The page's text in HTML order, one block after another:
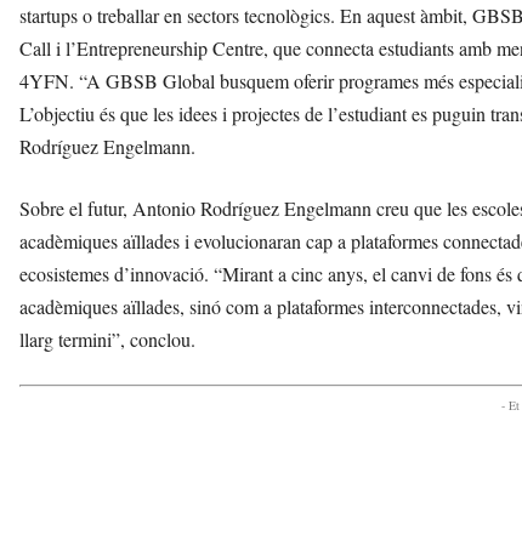
startups o treballar en sectors tecnològics. En aquest àmbit,
Call i l’Entrepreneurship Centre, que connecta estudiants amb
4YFN. “A GBSB Global busquem oferir programes més
L’objectiu és que les idees i projectes de l’estudiant es puguin
Rodríguez Engelmann.
Sobre el futur, Antonio Rodríguez Engelmann creu que les
acadèmiques aïllades i evolucionaran cap a plataformes
ecosistemes d’innovació. “Mirant a cinc anys, el canvi de fons
acadèmiques aïllades, sinó com a plataformes interconnectades,
llarg termini”, conclou.
- Et